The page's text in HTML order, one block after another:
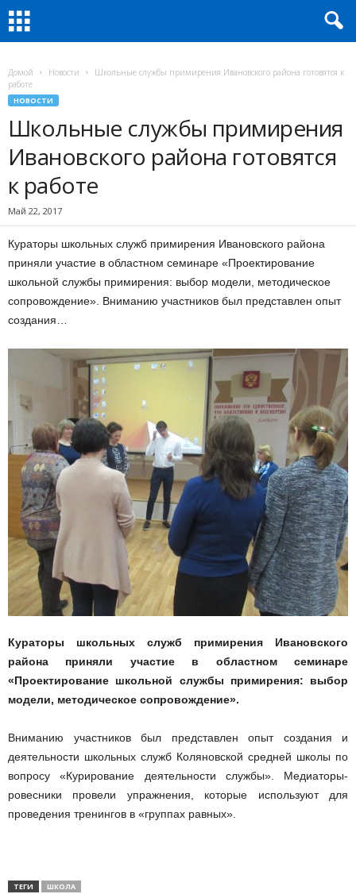
Домой Новости
Школьные службы примирения Ивановского района готовятся к
работе
НОВОСТИ
Школьные службы примирения
Ивановского района готовятся
к работе
Май 22, 2017
Кураторы школьных служб примирения Ивановского района
приняли участие в областном семинаре «Проектирование
школьной службы примирения: выбор модели, методическое
сопровождение». Вниманию участников был представлен опыт
создания…
Кураторы школьных служб примирения Ивановского
района приняли участие в областном семинаре
«Проектирование школьной службы примирения: выбор
модели, методическое сопровождение».
Вниманию участников был представлен опыт создания и
деятельности школьных служб Коляновской средней школы по
вопросу «Курирование деятельности службы». Медиаторы-
ровесники провели упражнения, которые используют для
проведения тренингов в «группах равных».
ТЕГИ ШКОЛА